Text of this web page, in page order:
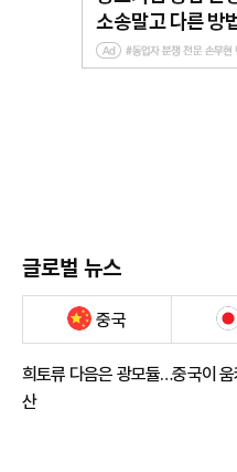
글로벌 뉴스
중국
희토류 다음은 광모듈…중국이
산